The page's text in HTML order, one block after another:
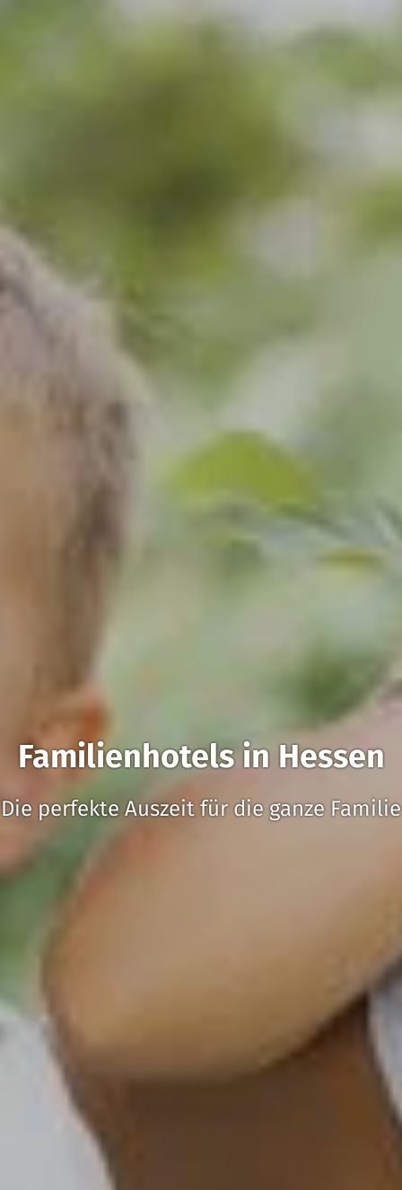
Familienhotels in Hessen
Die perfekte Auszeit für die ganze Familie